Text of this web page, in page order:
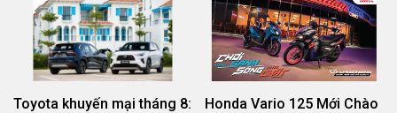
Toyota khuyến mại tháng 8:
Honda Vario 125 Mới Chào